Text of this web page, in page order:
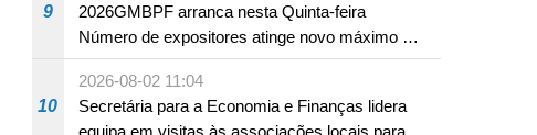
9
2026GMBPF arranca nesta Quinta-feira
Número de expositores atinge novo máximo em
18 anos
10
2026-08-02 11:04
Secretária para a Economia e Finanças lidera